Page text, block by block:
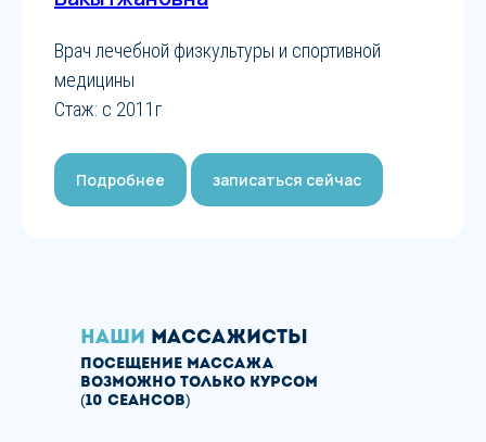
Врач лечебной физкультуры и спортивной
медицины
Стаж: с 2011г
Подробнее записаться сейчас
наши массажисты
посещение массажа
возможно только курсом
(10 сеансов)